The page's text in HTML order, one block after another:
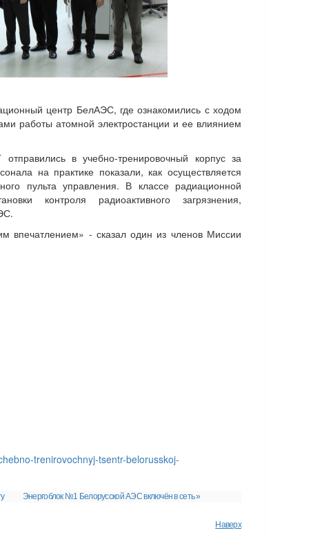
центр БелАЭС, где ознакомились с ходом
работы атомной электростанции и ее влиянием
в учебно-тренировочный корпус за
на практике показали, как осуществляется
пульта управления. В классе радиационной
контроля радиоактивного загрязнения,
впечатлением» - сказал один из членов Миссии
trenirovochnyj-tsentr-belorusskoj-
Энергоблок №1 Белорусской АЭС включён в сеть »
Наверх